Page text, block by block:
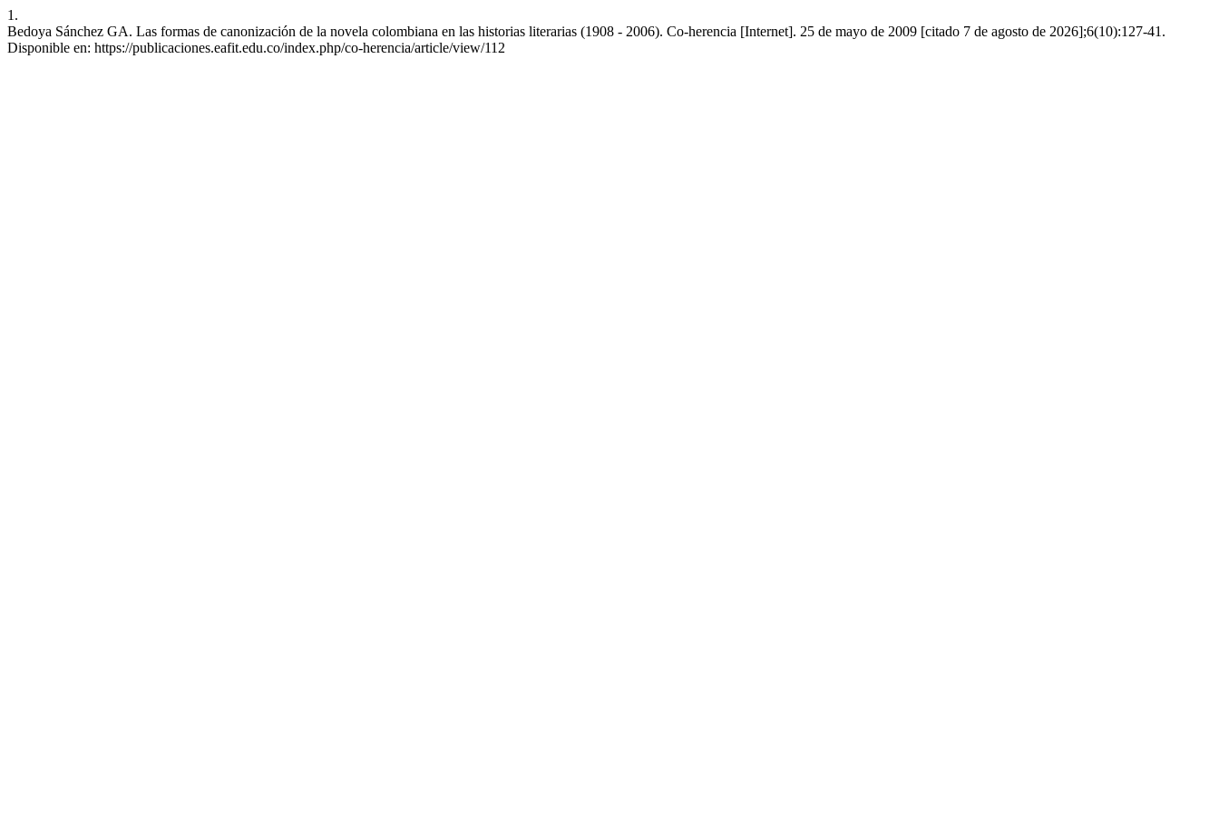
1.
Bedoya Sánchez GA. Las formas de canonización de la novela colombiana en las historias literarias (1908 - 2006). Co-herencia [Internet]. 25 de mayo de 2009 [citado 7 de agosto de 2026];6(10):127-41.
Disponible en: https://publicaciones.eafit.edu.co/index.php/co-herencia/article/view/112